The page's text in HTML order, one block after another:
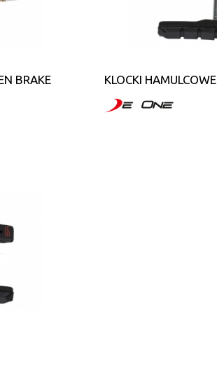
BRAKE KLOCKI HAMULCOWE